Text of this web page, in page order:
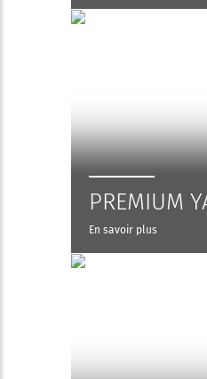
PREMIUM
En savoir plus